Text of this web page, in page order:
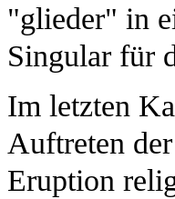
"glieder" in
Singular für
Im letzten
Auftreten
Eruption